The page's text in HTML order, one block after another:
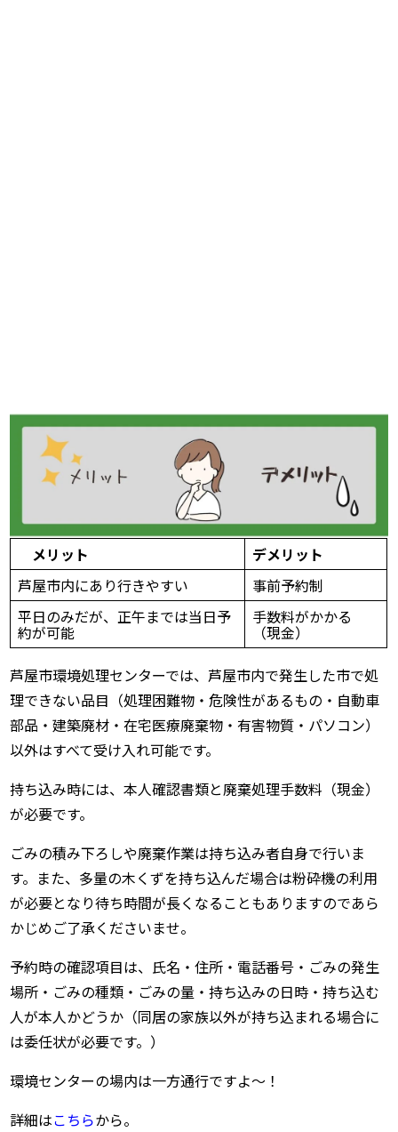
メリット
デメリット
芦屋市内にあり行きやすい
事前予約制
平日のみだが、正午までは当日予
約が可能
手数料がかかる
（現金）
芦屋市環境処理センターでは、芦屋市内で発生した市で処
理できない品目（処理困難物・危険性があるもの・自動車
部品・建築廃材・在宅医療廃棄物・有害物質・パソコン）
以外はすべて受け入れ可能です。
持ち込み時には、本人確認書類と廃棄処理手数料（現金）
が必要です。
ごみの積み下ろしや廃棄作業は持ち込み者自身で行いま
す。また、多量の木くずを持ち込んだ場合は粉砕機の利用
が必要となり待ち時間が長くなることもありますのであら
かじめご了承くださいませ。
予約時の確認項目は、氏名・住所・電話番号・ごみの発生
場所・ごみの種類・ごみの量・持ち込みの日時・持ち込む
人が本人かどうか（同居の家族以外が持ち込まれる場合に
は委任状が必要です。）
環境センターの場内は一方通行ですよ～！
詳細はこちらから。